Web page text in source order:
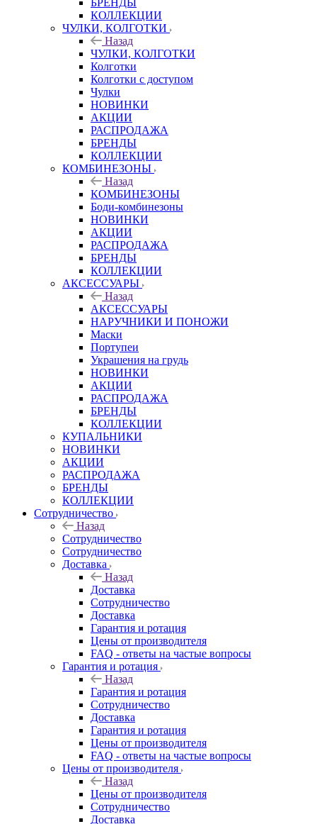
БРЕНДЫ
КОЛЛЕКЦИИ
ЧУЛКИ, КОЛГОТКИ
Назад
ЧУЛКИ, КОЛГОТКИ
Колготки
Колготки с доступом
Чулки
НОВИНКИ
АКЦИИ
РАСПРОДАЖА
БРЕНДЫ
КОЛЛЕКЦИИ
КОМБИНЕЗОНЫ
Назад
КОМБИНЕЗОНЫ
Боди-комбинезоны
НОВИНКИ
АКЦИИ
РАСПРОДАЖА
БРЕНДЫ
КОЛЛЕКЦИИ
АКСЕССУАРЫ
Назад
АКСЕССУАРЫ
НАРУЧНИКИ И ПОНОЖИ
Маски
Портупеи
Украшения на грудь
НОВИНКИ
АКЦИИ
РАСПРОДАЖА
БРЕНДЫ
КОЛЛЕКЦИИ
КУПАЛЬНИКИ
НОВИНКИ
АКЦИИ
РАСПРОДАЖА
БРЕНДЫ
КОЛЛЕКЦИИ
Сотрудничество
Назад
Сотрудничество
Сотрудничество
Доставка
Назад
Доставка
Сотрудничество
Доставка
Гарантия и ротация
Цены от производителя
FAQ - ответы на частые вопросы
Гарантия и ротация
Назад
Гарантия и ротация
Сотрудничество
Доставка
Гарантия и ротация
Цены от производителя
FAQ - ответы на частые вопросы
Цены от производителя
Назад
Цены от производителя
Сотрудничество
Доставка